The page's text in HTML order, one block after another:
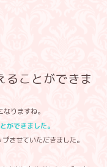
ることができま
りますね。
ができました。
させていただきました。